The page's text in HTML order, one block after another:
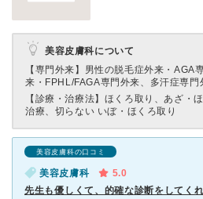
美容皮膚科について
【専門外来】 男性の脱毛症外来・AGA
来・FPHL/FAGA専門外来、多汗症専門
【診療・治療法】 ほくろ取り、あざ・
治療、切らない いぼ・ほくろ取り
美容皮膚科の口コミ
美容皮膚科
5.0
先生も優しくて、的確な診断をしてくれ